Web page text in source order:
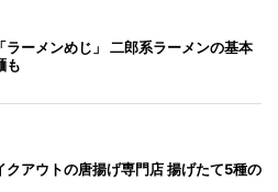
ラーメンめじ」 二郎系ラーメンの基本
も
クアウトの唐揚げ専門店 揚げたて5種の